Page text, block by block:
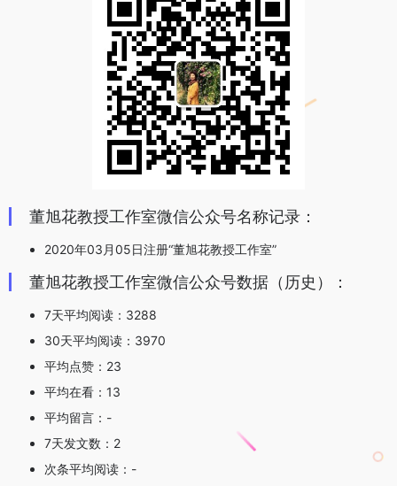
董旭花教授工作室微信公众号名称记录：
2020年03月05日注册“董旭花教授工作室”
董旭花教授工作室微信公众号数据（历史）：
7天平均阅读：3288
30天平均阅读：3970
平均点赞：23
平均在看：13
平均留言：-
7天发文数：2
次条平均阅读：-